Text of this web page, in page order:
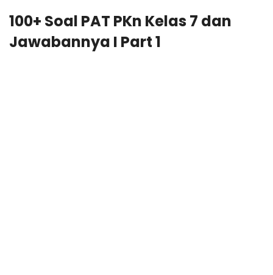
100+ Soal PAT PKn Kelas 7 dan
Jawabannya I Part 1